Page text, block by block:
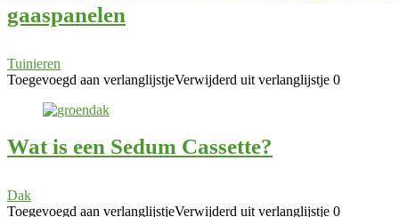
gaaspanelen
Tuinieren
Toegevoegd aan verlanglijstjeVerwijderd uit verlanglijstje 0
Wat is een Sedum Cassette?
Dak
Toegevoegd aan verlanglijstjeVerwijderd uit verlanglijstje 0